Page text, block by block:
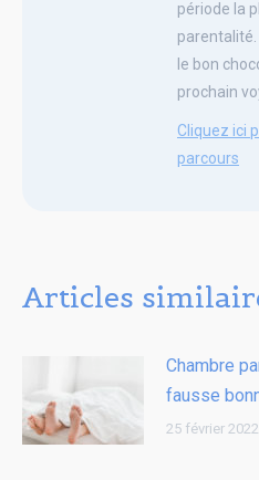
période la
parentalité.
le bon
prochain
Cliquez ici
parcours
Articles
Chambre
fausse
25 février 2022